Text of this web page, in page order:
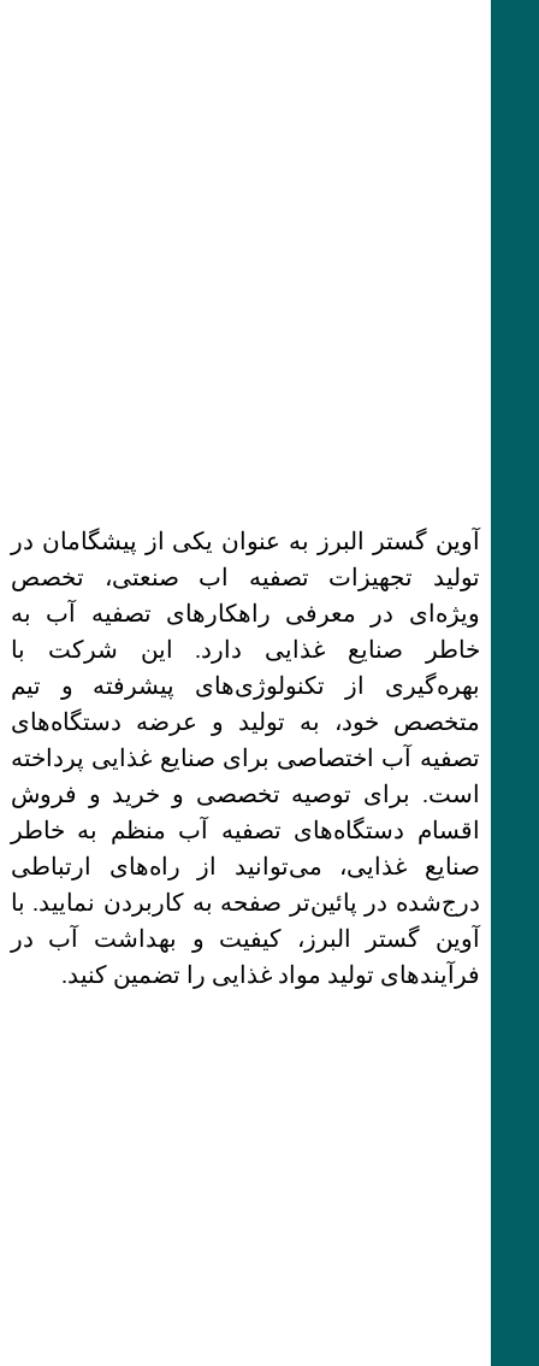
آوین گستر البرز به عنوان یکی از پیشگامان در
تولید تجهیزات تصفیه اب صنعتی، تخصص
ویژه‌ای در معرفی راهکارهای تصفیه آب به
خاطر صنایع غذایی دارد. این شرکت با
بهره‌گیری از تکنولوژی‌های پیشرفته و تیم
متخصص خود، به تولید و عرضه دستگاه‌های
تصفیه آب اختصاصی برای صنایع غذایی پرداخته
است. برای توصیه تخصصی و خرید و فروش
اقسام دستگاه‌های تصفیه آب منظم به خاطر
صنایع غذایی، می‌توانید از راه‌های ارتباطی
درج‌شده در پائین‌تر صفحه به کاربردن نمایید. با
آوین گستر البرز، کیفیت و بهداشت آب در
فرآیندهای تولید مواد غذایی را تضمین کنید.